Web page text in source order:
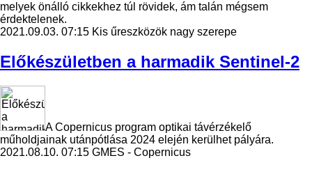
melyek önálló cikkekhez túl rövidek, ám talán mégsem
érdektelenek.
2021.09.03. 07:15 Kis űreszközök nagy szerepe
Előkészületben a harmadik Sentinel-2
A Copernicus program optikai távérzékelő
műholdjainak utánpótlása 2024 elején kerülhet pályára.
2021.08.10. 07:15 GMES - Copernicus